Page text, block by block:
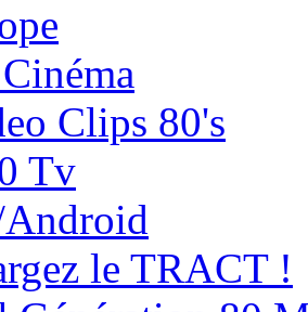
Clips 80's
Tv
le TRACT !